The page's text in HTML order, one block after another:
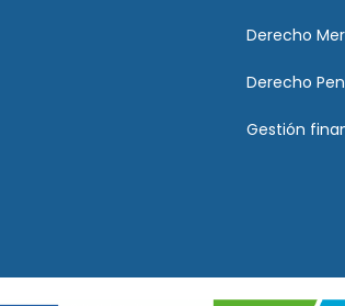
Derecho
Derecho
Gestión